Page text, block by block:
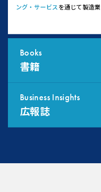
ング・サービス を通じて製造
Books
書籍
Business Insights
広報誌